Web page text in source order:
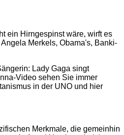
ein Hirngespinst wäre, wirft es
Merkels, Obama's, Banki-
Lady Gaga singt
Video sehen Sie immer
in der UNO und hier
Merkmale, die gemeinhin